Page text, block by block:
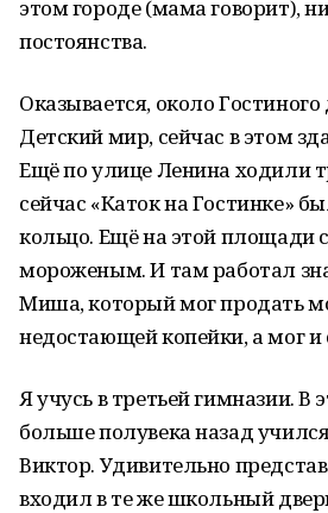
этом городе (мама говорит),
постоянства.
Оказывается, около
Детский мир, сейчас в этом
Ещё по улице Ленина ходили
сейчас «Каток на Гостинке»
кольцо. Ещё на этой площади
мороженым. И там работал
Миша, который мог продать
недостающей копейки, а мог и
Я учусь в третьей гимназии. В
больше полувека назад
Виктор. Удивительно
входил в те же школьный